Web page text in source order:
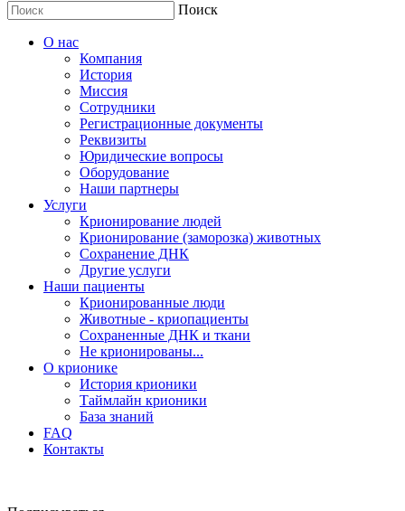
Поиск
О нас
Компания
История
Миссия
Сотрудники
Регистрационные документы
Реквизиты
Юридические вопросы
Оборудование
Наши партнеры
Услуги
Крионирование людей
Крионирование (заморозка) животных
Сохранение ДНК
Другие услуги
Наши пациенты
Крионированные люди
Животные - криопациенты
Сохраненные ДНК и ткани
Не крионированы...
О крионике
История крионики
Таймлайн крионики
База знаний
FAQ
Контакты